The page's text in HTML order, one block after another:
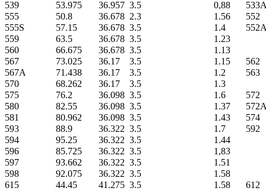
539
53.975 36.957 3.5 0,88
555
50.8 36.678 2.3 1.56
552
555S
57.15 36.678 3.5 1.4
559
63.5 36.678 3.5
1.23
560
66.675 36.678 3.5
1.13
567
73.025 36.17 3.5 1.15
562
567A
71.438 36.17 3.5 1.2
563
570
68.262 36.17 3.5
1.3
575
76.2 36.098 3.5 1.6
572
580
82.55 36.098 3.5 1.37
581
80.962 36.098 3.5 1.43
574
593
88.9 36.322 3.5 1.7
592
594
95.25 36.322 3.5
1.44
596
85.725 36.322 3.5
1,83
597
93.662 36.322 3.5
1.51
598
92.075 36.322 3.5
1.58
615
44.45 41.275 3.5 1.58
612